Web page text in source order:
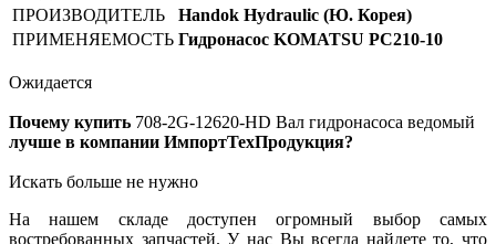
ПРОИЗВОДИТЕЛЬ
Handok Hydraulic (Ю. Корея)
ПРИМЕНЯЕМОСТЬ Гидронасос KOMATSU PC210-10
Ожидается
Почему купить 708-2G-12620-HD Вал гидронасоса ведомый
лучше в компании ИмпортТехПродукция?
Искать больше не нужно
На нашем складе доступен огромный выбор самых
востребованных запчастей. У нас Вы всегда найдете то, что